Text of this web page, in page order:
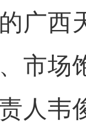
西
市场
人韦